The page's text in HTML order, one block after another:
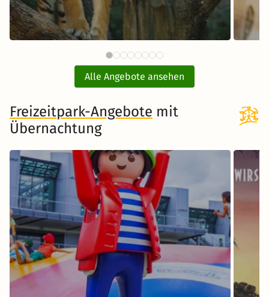
ab59 €
Tiergarten Nürnberg mit Hotel
inkl. Übernachtung und Frühstück
Zum Angebot
Alle Angebote ansehen
Freizeitpark-Angebote mit
Übernachtung